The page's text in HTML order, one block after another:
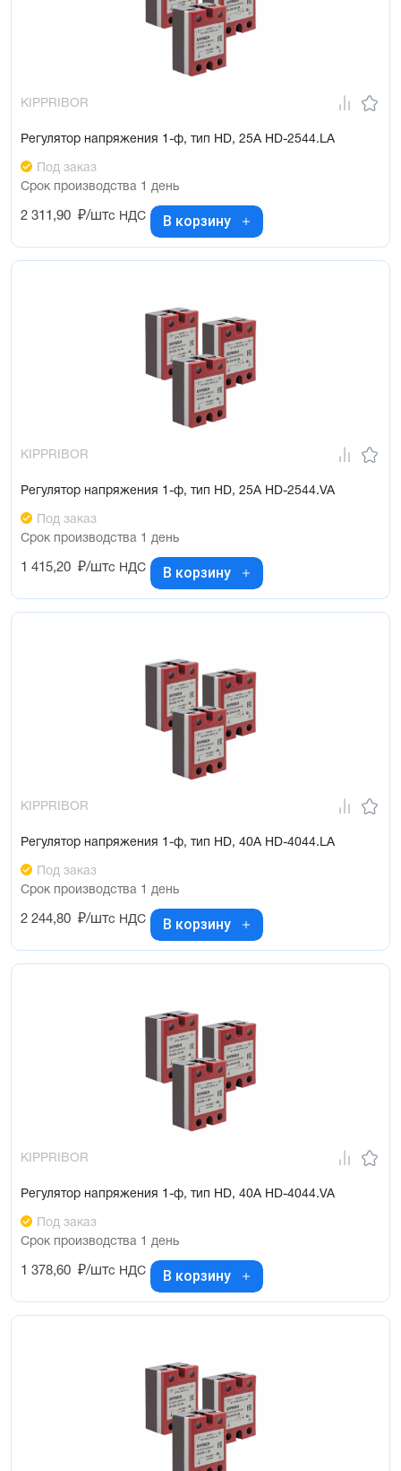
KIPPRIBOR
Регулятор напряжения 1-ф, тип HD, 25А HD-2544.LA
Под заказ
Срок производства 1 день
2 311,90 ₽/штс НДС В корзину
KIPPRIBOR
Регулятор напряжения 1-ф, тип HD, 25А HD-2544.VA
Под заказ
Срок производства 1 день
1 415,20 ₽/штс НДС В корзину
KIPPRIBOR
Регулятор напряжения 1-ф, тип HD, 40А HD-4044.LA
Под заказ
Срок производства 1 день
2 244,80 ₽/штс НДС В корзину
KIPPRIBOR
Регулятор напряжения 1-ф, тип HD, 40А HD-4044.VA
Под заказ
Срок производства 1 день
1 378,60 ₽/штс НДС В корзину